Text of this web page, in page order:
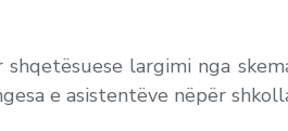
largimi nga
e asistentëve nëpër